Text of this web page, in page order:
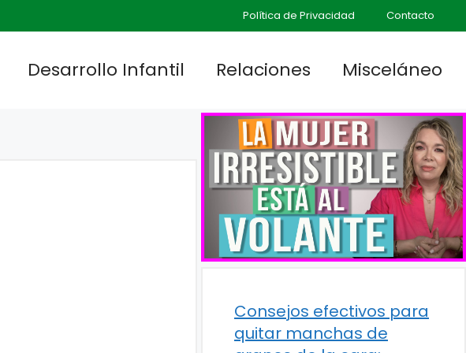
Política de Privacidad Contacto
Desarrollo Infantil Relaciones Misceláneo
Consejos efectivos para
quitar manchas de